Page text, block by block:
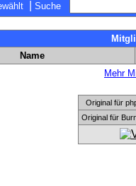
Suche
Name
Mehr
Original für
Original für